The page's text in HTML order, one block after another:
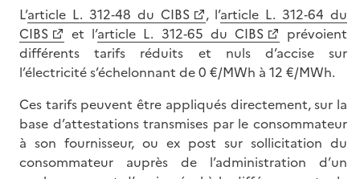
L’article L. 312‑48 du CIBS , l’article L. 312‑64 du
CIBS
et l’article L. 312‑65 du CIBS
prévoient
différents tarifs réduits et nuls d’accise sur
l’électricité s’échelonnant de 0 €/MWh à 12 €/MWh.
Ces tarifs peuvent être appliqués directement, sur la
base d’attestations transmises par le consommateur
à son fournisseur, ou ex post sur sollicitation du
consommateur auprès de l’administration d’un